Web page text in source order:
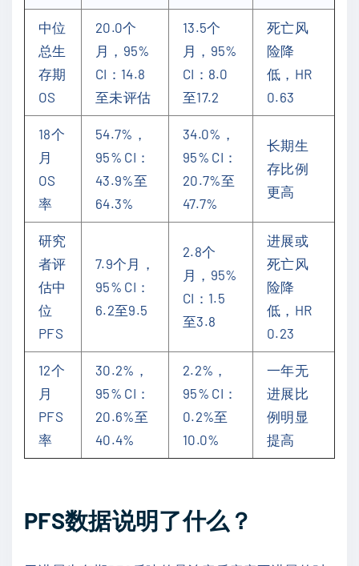
中位
总生
存期
OS
20.0个
月，95%
CI：14.8
至未评估
13.5个
月，95%
CI：8.0
至17.2
死亡风
险降
低，HR
0.63
18个
月
OS
率
54.7%，
95% CI：
43.9%至
64.3%
34.0%，
95% CI：
20.7%至
47.7%
长期生
存比例
更高
研究
者评
估中
位
PFS
7.9个月，
95% CI：
6.2至9.5
2.8个
月，95%
CI：1.5
至3.8
进展或
死亡风
险降
低，HR
0.23
12个
月
PFS
率
30.2%，
95% CI：
20.6%至
40.4%
2.2%，
95% CI：
0.2%至
10.0%
一年无
进展比
例明显
提高
PFS数据说明了什么？